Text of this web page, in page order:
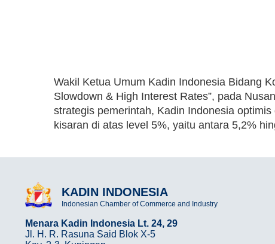
Wakil Ketua Umum Kadin Indonesia Bidang
Slowdown & High Interest Rates”, pada
strategis pemerintah, Kadin Indonesia
kisaran di atas level 5%, yaitu antara 5,2%
KADIN INDONESIA
Indonesian Chamber of Commerce and Industry
Menara Kadin Indonesia Lt. 24, 29
Jl. H. R. Rasuna Said Blok X-5